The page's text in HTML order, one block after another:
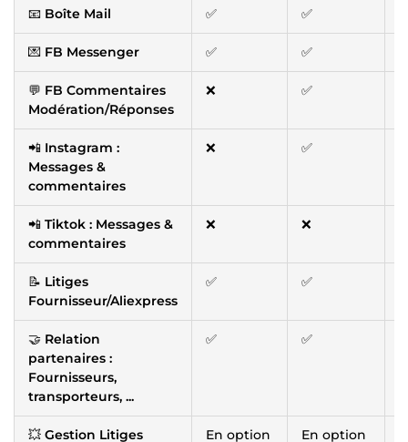
📧 Boîte Mail ✅ ✅
💌 FB Messenger ✅ ✅
💬 FB Commentaires
Modération/Réponses
❌ ✅
📲 Instagram :
Messages &
commentaires
❌ ✅
📲 Tiktok : Messages &
commentaires
❌ ❌
📝 Litiges
Fournisseur/Aliexpress
✅ ✅
🤝 Relation
partenaires :
Fournisseurs,
transporteurs, ...
✅ ✅
💥 Gestion Litiges En option En option